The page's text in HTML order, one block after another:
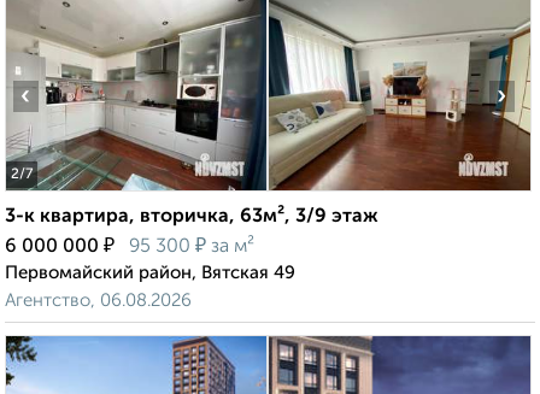
2/7
‹ ›
3-к квартира, вторичка, 63м², 3/9 этаж
6 000 000 ₽ 95 300 ₽ за м²
Первомайский район, Вятская 49
Агентство, 06.08.2026